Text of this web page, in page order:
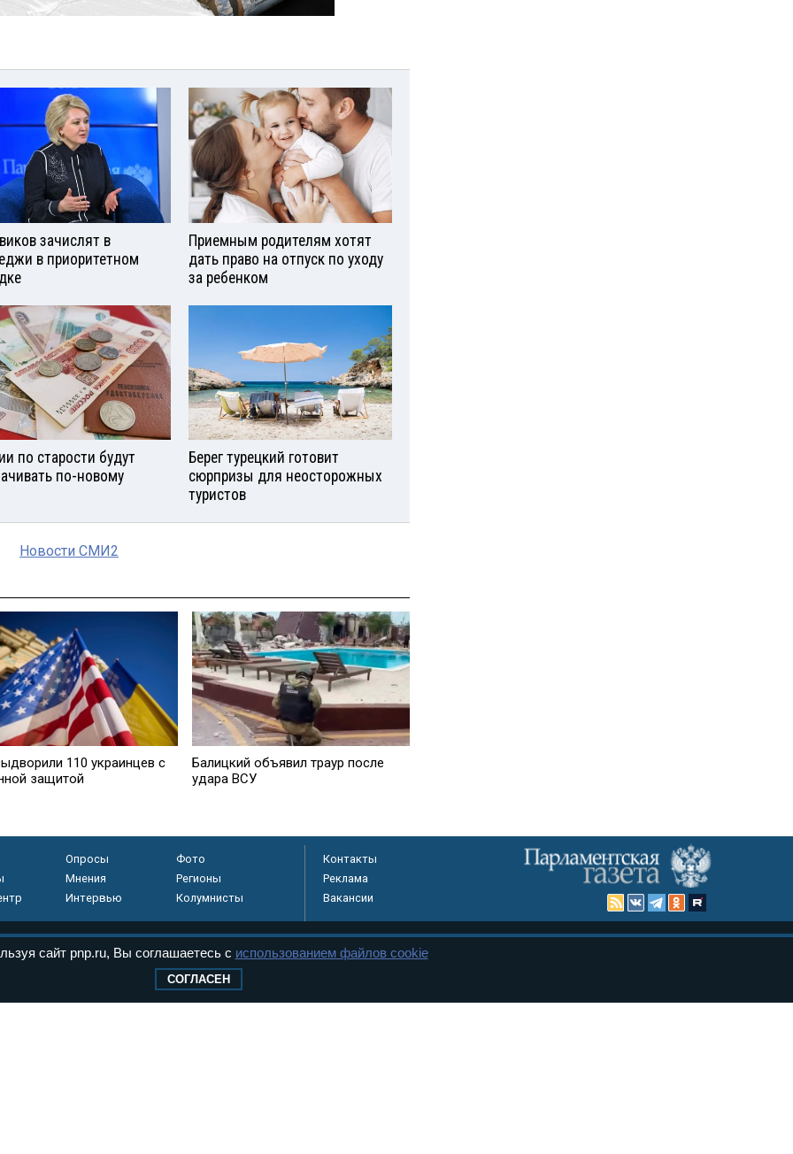
зачислят в
в приоритетном
Приемным родителям хотят
дать право на отпуск по уходу
за ребенком
по старости будут
по-новому
Берег турецкий готовит
сюрпризы для неосторожных
туристов
Новости СМИ2
110 украинцев с
защитой
Балицкий объявил траур после
удара ВСУ
Опросы
Фото
Мнения
Регионы
Интервью Колумнисты
Контакты
Реклама
Вакансии
сайт pnp.ru, Вы соглашаетесь с использованием файлов cookie
СОГЛАСЕН